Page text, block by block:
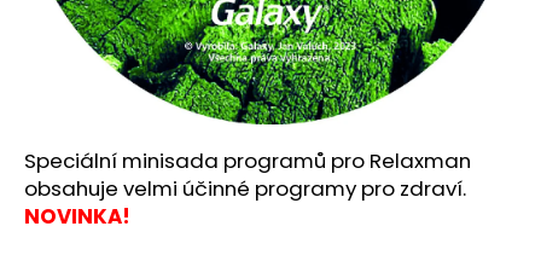
Speciální minisada programů pro Relaxman
obsahuje velmi účinné programy pro zdraví.
NOVINKA!
HLEDAT